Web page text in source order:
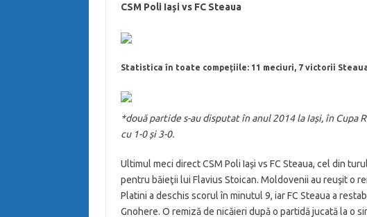
CSM Poli Iași vs FC Steaua
Statistica în toate compețiile: 11 meciuri, 7 victorii
*două partide s-au disputat în anul 2014 la Iași, în Cupa
cu 1-0 și 3-0.
Ultimul meci direct CSM Poli Iași vs FC Steaua, cel din
pentru băieţii lui Flavius Stoican. Moldovenii au reuşit o
Platini a deschis scorul în minutul 9, iar FC Steaua a
Gnohere. O remiză de nicăieri după o partidă jucată la o